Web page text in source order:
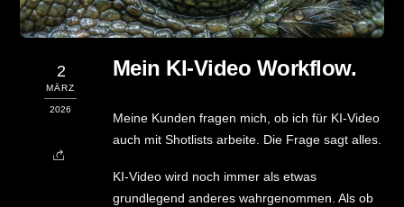
2
MÄRZ
2026
Mein KI-Video Workflow.
Meine Kunden fragen mich, ob ich für KI-Video
auch mit Shotlists arbeite. Die Frage sagt alles.
KI-Video wird noch immer als etwas
grundlegend anderes wahrgenommen. Als ob